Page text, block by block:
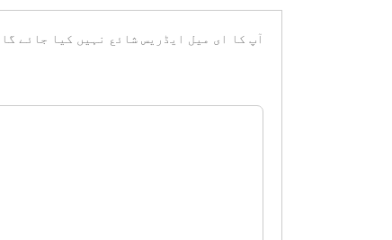
آپ کا ای میل ایڈریس شائع نہیں کیا جائے گا۔